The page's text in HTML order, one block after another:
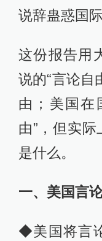
说辞蛊惑国际
这份报告用
说的“言论自
由；美国在
由”，但实
是什么。
一、美国言
◆美国将言